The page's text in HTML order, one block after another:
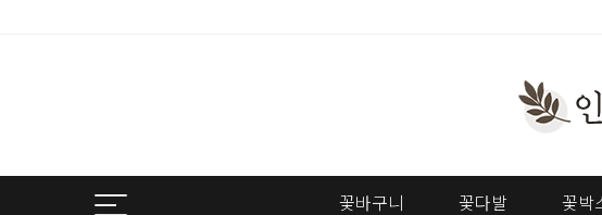
꽃바구니 꽃다발 꽃박